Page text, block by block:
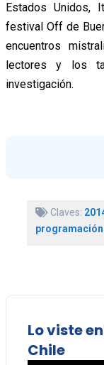
Estados Unidos,
festival Off de
encuentros
lectores y los
investigación.
Claves:
programación
Lo viste
Chile